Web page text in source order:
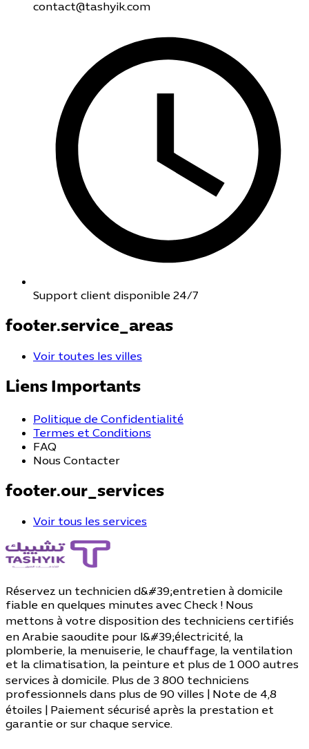
contact@tashyik.com
Support client disponible 24/7
footer.service_areas
Voir toutes les villes
Liens Importants
Politique de Confidentialité
Termes et Conditions
FAQ
Nous Contacter
footer.our_services
Voir tous les services
Réservez un technicien d&#39;entretien à domicile
fiable en quelques minutes avec Check ! Nous
mettons à votre disposition des techniciens certifiés
en Arabie saoudite pour l&#39;électricité, la
plomberie, la menuiserie, le chauffage, la ventilation
et la climatisation, la peinture et plus de 1 000 autres
services à domicile. Plus de 3 800 techniciens
professionnels dans plus de 90 villes | Note de 4,8
étoiles | Paiement sécurisé après la prestation et
garantie or sur chaque service.